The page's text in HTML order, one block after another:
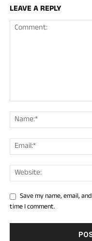
LEAVE A REPLY
Save my name, email,
time I comment.